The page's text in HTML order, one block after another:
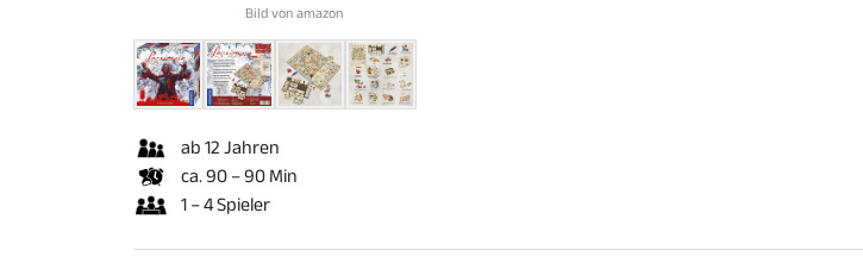
Bild von amazon
ab 12 Jahren
ca. 90 – 90 Min
1 – 4 Spieler